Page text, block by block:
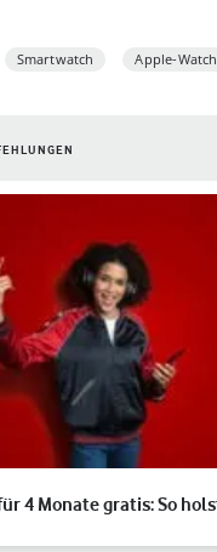
Smartwatch Apple-Watch
4 Monate gratis: So